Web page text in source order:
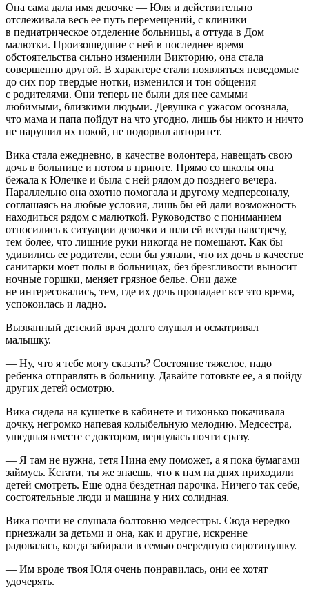
Она сама дала имя девочке — Юля и действительно
отслеживала весь ее путь перемещений, с клиники
в педиатрическое отделение больницы, а оттуда в Дом
малютки. Произошедшие с ней в последнее время
обстоятельства сильно изменили Викторию, она стала
совершенно другой. В характере стали появляться неведомые
до сих пор твердые нотки, изменился и тон общения
с родителями. Они теперь не были для нее самыми
любимыми, близкими людьми. Девушка с ужасом осознала,
что мама и папа пойдут на что угодно, лишь бы никто и ничто
не нарушил их покой, не подорвал авторитет.
Вика стала ежедневно, в качестве волонтера, навещать свою
дочь в больнице и потом в приюте. Прямо со школы она
бежала к Юлечке и была с ней рядом до позднего вечера.
Параллельно она охотно помогала и другому медперсоналу,
соглашаясь на любые условия, лишь бы ей дали возможность
находиться рядом с малюткой. Руководство с пониманием
относились к ситуации девочки и шли ей всегда навстречу,
тем более, что лишние руки никогда не помешают. Как бы
удивились ее родители, если бы узнали, что их дочь в качестве
санитарки моет полы в больницах, без брезгливости выносит
ночные горшки, меняет грязное белье. Они даже
не интересовались, тем, где их дочь пропадает все это время,
успокоилась и ладно.
Вызванный детский врач долго слушал и осматривал
малышку.
— Ну, что я тебе могу сказать? Состояние тяжелое, надо
ребенка отправлять в больницу. Давайте готовьте ее, а я пойду
других детей осмотрю.
Вика сидела на кушетке в кабинете и тихонько покачивала
дочку, негромко напевая колыбельную мелодию. Медсестра,
ушедшая вместе с доктором, вернулась почти сразу.
— Я там не нужна, тетя Нина ему поможет, а я пока бумагами
займусь. Кстати, ты же знаешь, что к нам на днях приходили
детей смотреть. Еще одна бездетная парочка. Ничего так себе,
состоятельные люди и машина у них солидная.
Вика почти не слушала болтовню медсестры. Сюда нередко
приезжали за детьми и она, как и другие, искренне
радовалась, когда забирали в семью очередную сиротинушку.
— Им вроде твоя Юля очень понравилась, они ее хотят
удочерять.